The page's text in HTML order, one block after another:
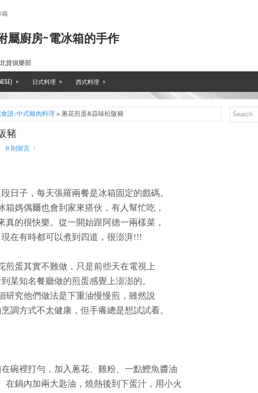
箱
屬廚房~電冰箱的手作
貨俱樂部
» 日式料理 » 西式料理 »
譜::中式豬肉料理 » 蔥花煎蛋&蒜味松阪豬
豬
8 則留言
日子，每天張羅兩餐是冰箱固定的戲碼。
箱媽偶爾也會到家來搭伙，有人幫忙吃，
真的很快樂。從一開始跟阿德一兩樣菜，
現在有時都可以煮到四道，很澎湃!!!
煎蛋其實不難做，只是前些天在電視上
某知名餐廳做的煎蛋感覺上澎澎的。
研究他們做法是下重油慢慢煎，雖然說
調方式不太健康，但手癢總是想試試看。
碗裡打勻，加入蔥花、雞粉、一點鰹魚醬油
在鍋內加兩大匙油，燒熱後到下蛋汁，用小火